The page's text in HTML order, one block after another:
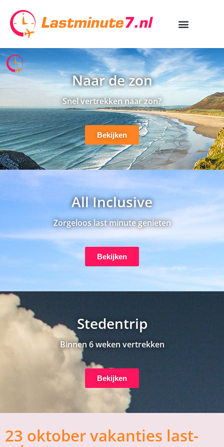
Naar de zon
Snel vertrekken naar zon?
Bekijken
All Inclusive
Zorgeloos last minute genieten
Bekijken
Stedentrip
Binnen 6 weken vertrekken
Bekijken
23 oktober vakanties last-